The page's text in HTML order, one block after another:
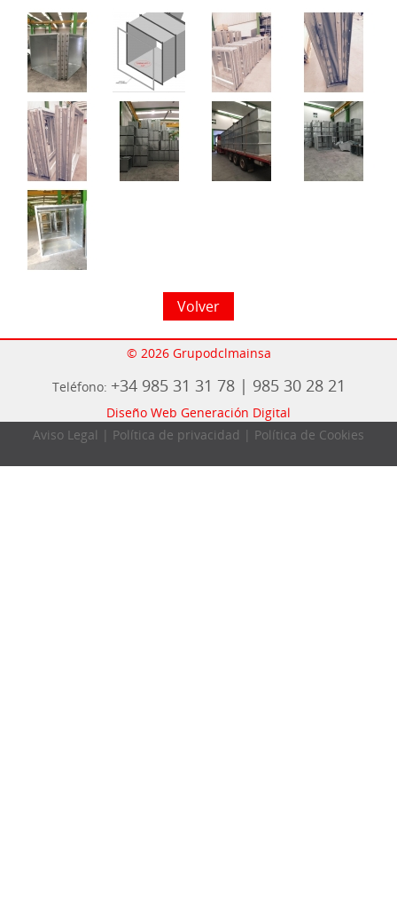
Volver
© 2026 Grupodclmainsa
Teléfono: +34 985 31 31 78 | 985 30 28 21
Diseño Web Generación Digital
Aviso Legal | Política de privacidad | Política de Cookies